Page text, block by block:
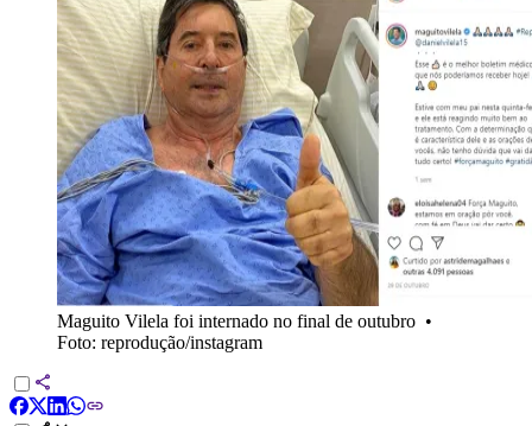
Maguito Vilela foi internado no final de outubro •
Foto: reprodução/instagram